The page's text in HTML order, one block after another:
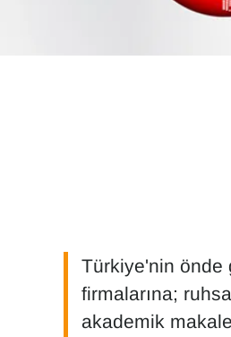
Türkiye'nin önde
firmalarına;
akademik